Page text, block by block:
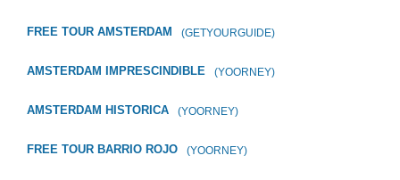
FREE TOUR AMSTERDAM (GETYOURGUIDE)
AMSTERDAM IMPRESCINDIBLE (YOORNEY)
AMSTERDAM HISTORICA (YOORNEY)
FREE TOUR BARRIO ROJO (YOORNEY)